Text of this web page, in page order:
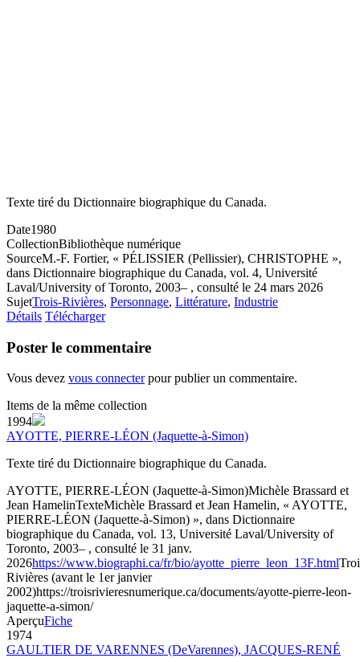
Texte tiré du Dictionnaire biographique du Canada.
Date1980
CollectionBibliothèque numérique
SourceM.-F. Fortier, « PÉLISSIER (Pellissier), CHRISTOPHE »,
dans Dictionnaire biographique du Canada, vol. 4, Université
Laval/University of Toronto, 2003– , consulté le 24 mars 2026
SujetTrois-Rivières, Personnage, Littérature, Industrie
Détails Télécharger
Poster le commentaire
Vous devez vous connecterpour publier un commentaire.
Items de la même collection
1994
AYOTTE, PIERRE-LÉON (Jaquette-à-Simon)
Texte tiré du Dictionnaire biographique du Canada.
AYOTTE, PIERRE-LÉON (Jaquette-à-Simon)Michèle Brassard et
Jean HamelinTexteMichèle Brassard et Jean Hamelin, « AYOTTE,
PIERRE-LÉON (Jaquette-à-Simon) », dans Dictionnaire
biographique du Canada, vol. 13, Université Laval/University of
Toronto, 2003– , consulté le 31 janv.
2026https://www.biographi.ca/fr/bio/ayotte_pierre_leon_13F.html
Rivières (avant le 1er janvier
2002)https://troisrivieresnumerique.ca/documents/ayotte-pierre-leon-
jaquette-a-simon/
AperçuFiche
1974
GAULTIER DE VARENNES (DeVarennes), JACQUES-RENÉ